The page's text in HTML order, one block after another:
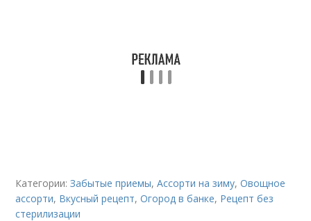
Категории:Забытые приемы,Ассорти на зиму,Овощное
ассорти, Вкусный рецепт,Огород в банке, Рецепт без
стерилизации